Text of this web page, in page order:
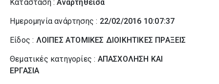
Κατάσταση :Αναρτηθείσα
Ημερομηνία ανάρτησης : 22/02/2016 10:07:37
Είδος : ΛΟΙΠΕΣ ΑΤΟΜΙΚΕΣ ΔΙΟΙΚΗΤΙΚΕΣ ΠΡΑΞΕΙΣ
Θεματικές κατηγορίες : ΑΠΑΣΧΟΛΗΣΗ ΚΑΙ
ΕΡΓΑΣΙΑ